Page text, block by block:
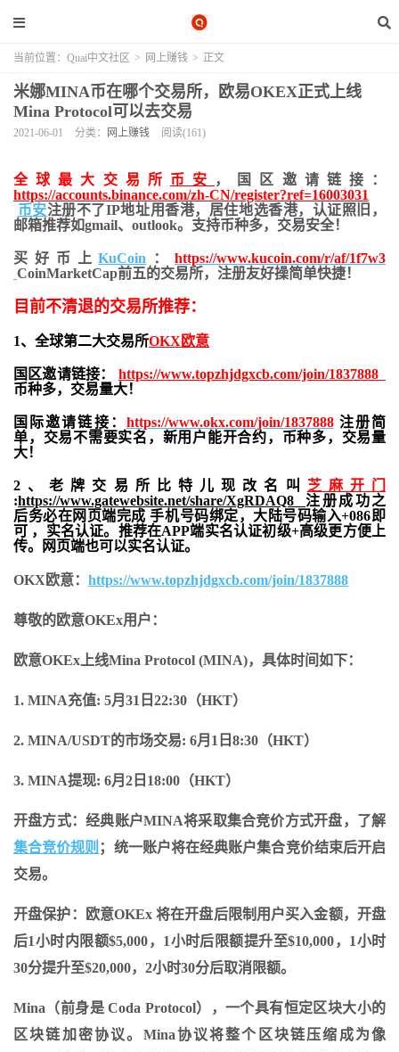
当前位置： Quai中文社区 > 网上赚钱 > 正文
米娜MINA币在哪个交易所，欧易OKEX正式上线
Mina Protocol可以去交易
2021-06-01 分类： 网上赚钱 阅读(161)
全球最大交易所 币安
，国区邀请链接：
https://accounts.binance.com/zh-CN/register?ref=16003031
币安注册不了IP地址用香港，居住地选香港，认证照旧，
邮箱推荐如gmail、outlook。支持币种多，交易安全！
买好币上KuCoin ：https://www.kucoin.com/r/af/1f7w3
CoinMarketCap前五的交易所，注册友好操简单快捷！
目前不清退的交易所推荐：
1、全球第二大交易所OKX欧意
国区邀请链接： https://www.topzhjdgxcb.com/join/1837888
币种多，交易量大！
国际邀请链接： https://www.okx.com/join/1837888注册简
单，交易不需要实名，新用户能开合约， 币种多，交易量
大！
2、老牌交易所比特儿现改名叫 芝麻开门
:https://www.gatewebsite.net/share/XgRDAQ8 注册成功之
后务必在网页端完成 手机号码绑定，大陆号码输入+086即
可 ，实名认证。推荐在APP端实名认证初级+高级更方便上
传。网页端也可以实名认证。
OKX欧意： https://www.topzhjdgxcb.com/join/1837888
尊敬的欧意OKEx用户：
欧意OKEx上线Mina Protocol (MINA)，具体时间如下：
1. MINA充值: 5月31日22:30（HKT）
2. MINA/USDT的市场交易: 6月1日8:30（HKT）
3. MINA提现: 6月2日18:00（HKT）
开盘方式：经典账户MINA将采取集合竞价方式开盘，了解
集合竞价规则 ；统一账户将在经典账户集合竞价结束后开启
交易。
开盘保护：欧意OKEx 将在开盘后限制用户买入金额，开盘
后1小时内限额$5,000，1小时后限额提升至$10,000，1小时
30分提升至$20,000，2小时30分后取消限额。
Mina（前身是 Coda Protocol），一个具有恒定区块大小的
区块链加密协议。Mina协议将整个区块链压缩成为像